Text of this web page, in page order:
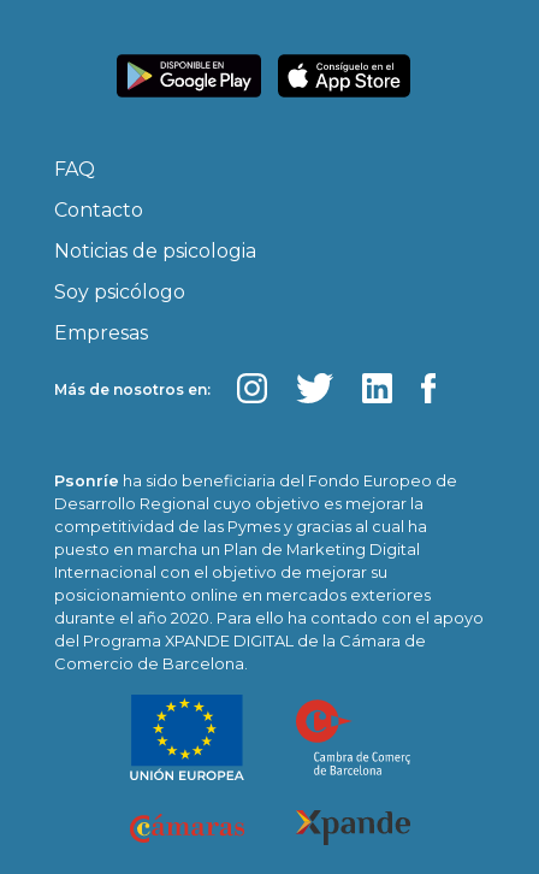
FAQ
Contacto
Noticias de psicologia
Soy psicólogo
Empresas
Más de nosotros en:
Psonríe ha sido beneficiaria del Fondo Europeo de
Desarrollo Regional cuyo objetivo es mejorar la
competitividad de las Pymes y gracias al cual ha
puesto en marcha un Plan de Marketing Digital
Internacional con el objetivo de mejorar su
posicionamiento online en mercados exteriores
durante el año 2020. Para ello ha contado con el apoyo
del Programa XPANDE DIGITAL de la Cámara de
Comercio de Barcelona.